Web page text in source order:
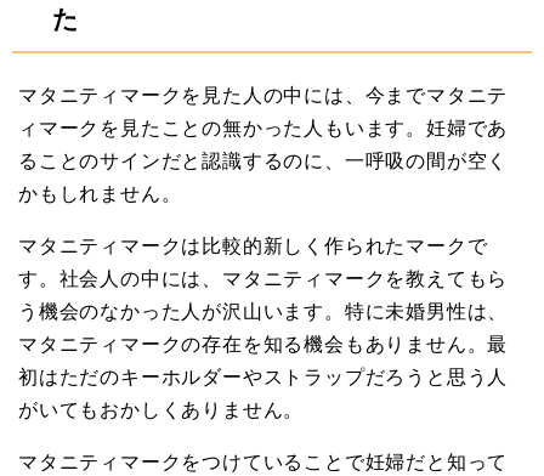
た
マタニティマークを見た人の中には、今までマタニテ
ィマークを見たことの無かった人もいます。妊婦であ
ることのサインだと認識するのに、一呼吸の間が空く
かもしれません。
マタニティマークは比較的新しく作られたマークで
す。社会人の中には、マタニティマークを教えてもら
う機会のなかった人が沢山います。特に未婚男性は、
マタニティマークの存在を知る機会もありません。最
初はただのキーホルダーやストラップだろうと思う人
がいてもおかしくありません。
マタニティマークをつけていることで妊婦だと知って